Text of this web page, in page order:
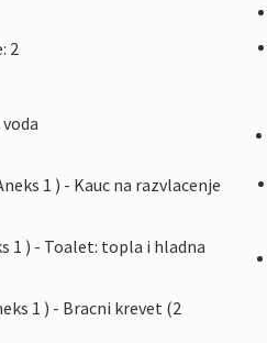
2
1 ) - Kauc na razvlacenje
1 ) - Toalet: topla i hladna
1 ) - Bracni krevet (2